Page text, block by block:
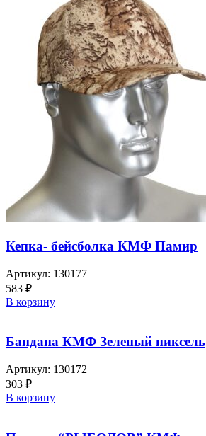
Кепка- бейсболка КМФ Памир
Артикул: 130177
583 ₽
В корзину
Бандана КМФ Зеленый пиксель
Артикул: 130172
303 ₽
В корзину